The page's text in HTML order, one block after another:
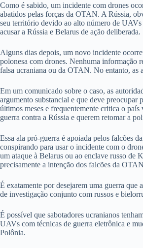
Como é sabido, um incidente com drones
abatidos pelas forças da OTAN. A Rússia,
seu território devido ao alto número de
acusar a Rússia e Belarus de ação deliberada.
Alguns dias depois, um novo incidente
polonesa com drones. Nenhuma informação
falsa ucraniana ou da OTAN. No entanto, as
Em um comunicado sobre o caso, as
argumento substancial e que deve
últimos meses e frequentemente critica o
guerra contra a Rússia e querem retomar a
Essa ala pró-guerra é apoiada pelos falcões
conspirando para usar o incidente com o
um ataque à Belarus ou ao enclave russo de
precisamente a intenção dos falcões da
É exatamente por desejarem uma guerra
de investigação conjunto com russos e
É possível que sabotadores ucranianos
UAVs com técnicas de guerra eletrônica e
Polônia.